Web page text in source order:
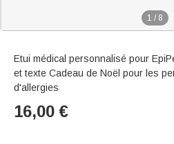
1 / 8
Etui médical personnalisé pour
et texte Cadeau de Noël pour les
d'allergies
16,00 €